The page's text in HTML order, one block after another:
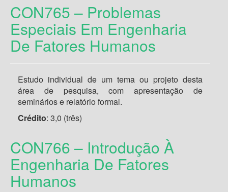
CON765 – Problemas
Especiais Em Engenharia
De Fatores Humanos
Estudo individual de um tema ou projeto desta
área de pesquisa, com apresentação de
seminários e relatório formal.
Crédito: 3,0 (três)
CON766 – Introdução À
Engenharia De Fatores
Humanos